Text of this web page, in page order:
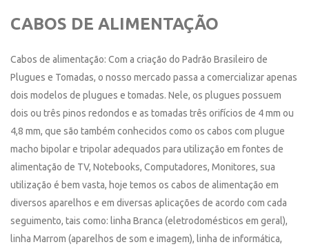
CABOS DE ALIMENTAÇÃO
Cabos de alimentação: Com a criação do Padrão Brasileiro de
Plugues e Tomadas, o nosso mercado passa a comercializar apenas
dois modelos de plugues e tomadas. Nele, os plugues possuem
dois ou três pinos redondos e as tomadas três orifícios de 4 mm ou
4,8 mm, que são também conhecidos como os cabos com plugue
macho bipolar e tripolar adequados para utilização em fontes de
alimentação de TV, Notebooks, Computadores, Monitores, sua
utilização é bem vasta, hoje temos os cabos de alimentação em
diversos aparelhos e em diversas aplicações de acordo com cada
seguimento, tais como: linha Branca (eletrodomésticos em geral),
linha Marrom (aparelhos de som e imagem), linha de informática,